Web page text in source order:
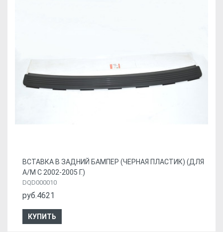
ВСТАВКА В ЗАДНИЙ БАМПЕР (ЧЕРНАЯ ПЛАСТИК) (ДЛЯ
А/М С 2002-2005 Г.)
DQD000010
руб.4621
КУПИТЬ